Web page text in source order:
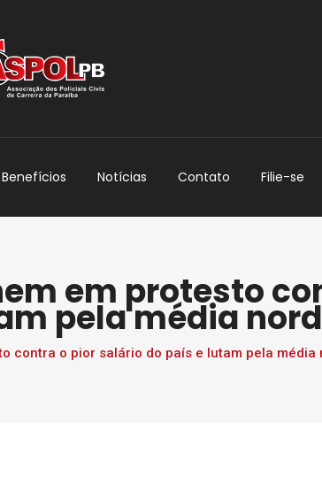
Benefícios Notícias Contato Filie-se
em protesto
pela média
contra o pior salário do país e lutam pela média